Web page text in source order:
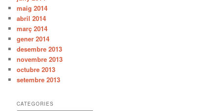
maig 2014
abril 2014
març 2014
gener 2014
desembre 2013
novembre 2013
octubre 2013
setembre 2013
CATEGORIES